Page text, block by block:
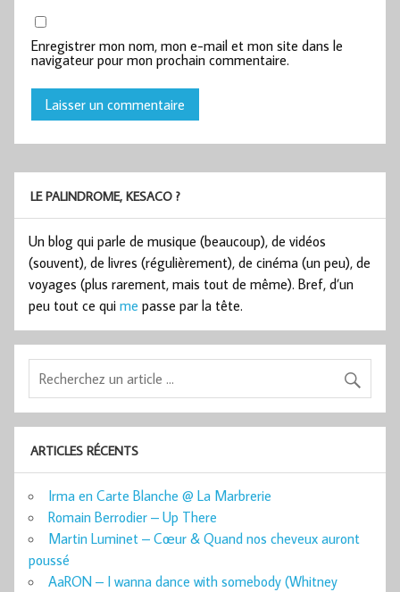
Enregistrer mon nom, mon e-mail et mon site dans le
navigateur pour mon prochain commentaire.
LE PALINDROME, KESACO ?
Un blog qui parle de musique (beaucoup), de vidéos
(souvent), de livres (régulièrement), de cinéma (un peu), de
voyages (plus rarement, mais tout de même). Bref, d’un
peu tout ce qui me passe par la tête.
ARTICLES RÉCENTS
Irma en Carte Blanche @ La Marbrerie
Romain Berrodier – Up There
Martin Luminet – Cœur & Quand nos cheveux auront
poussé
AaRON – I wanna dance with somebody (Whitney